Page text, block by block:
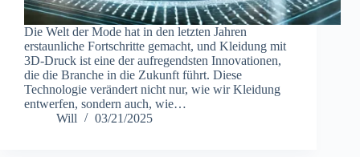
Die Welt der Mode hat in den letzten Jahren
erstaunliche Fortschritte gemacht, und Kleidung mit
3D-Druck ist eine der aufregendsten Innovationen,
die die Branche in die Zukunft führt. Diese
Technologie verändert nicht nur, wie wir Kleidung
entwerfen, sondern auch, wie…
Will
03/21/2025